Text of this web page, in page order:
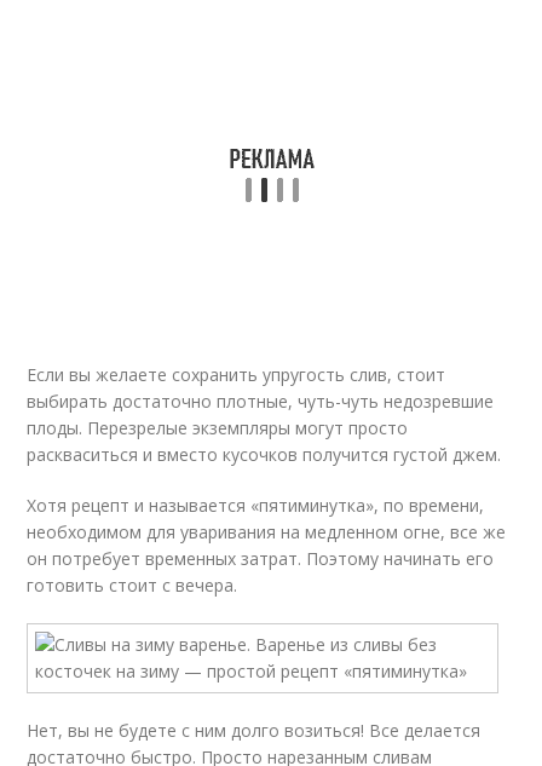
Если вы желаете сохранить упругость слив, стоит
выбирать достаточно плотные, чуть-чуть недозревшие
плоды. Перезрелые экземпляры могут просто
раскваситься и вместо кусочков получится густой джем.
Хотя рецепт и называется «пятиминутка», по времени,
необходимом для уваривания на медленном огне, все же
он потребует временных затрат. Поэтому начинать его
готовить стоит с вечера.
Нет, вы не будете с ним долго возиться! Все делается
достаточно быстро. Просто нарезанным сливам